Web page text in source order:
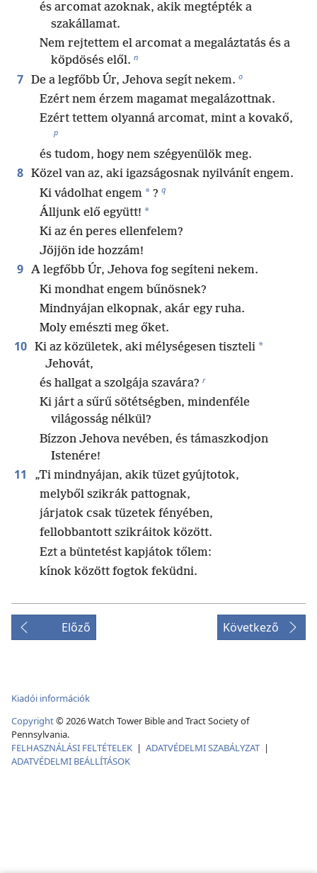
és arcomat azoknak, akik megtépték a
szakállamat.
Nem rejtettem el arcomat a megaláztatás és a
köpdösés elől. n
7 De a legfőbb Úr, Jehova segít nekem. o
Ezért nem érzem magamat megalázottnak.
Ezért tettem olyanná arcomat, mint a kovakő,
p
és tudom, hogy nem szégyenülök meg.
8 Közel van az, aki igazságosnak nyilvánít engem.
Ki vádolhat engem * ? q
Álljunk elő együtt! *
Ki az én peres ellenfelem?
Jöjjön ide hozzám!
9 A legfőbb Úr, Jehova fog segíteni nekem.
Ki mondhat engem bűnösnek?
Mindnyájan elkopnak, akár egy ruha.
Moly emészti meg őket.
10 Ki az közületek, aki mélységesen tiszteli *
Jehovát,
és hallgat a szolgája szavára? r
Ki járt a sűrű sötétségben, mindenféle
világosság nélkül?
Bízzon Jehova nevében, és támaszkodjon
Istenére!
11
„Ti mindnyájan, akik tüzet gyújtotok,
melyből szikrák pattognak,
járjatok csak tüzetek fényében,
fellobbantott szikráitok között.
Ezt a büntetést kapjátok tőlem:
kínok között fogtok feküdni.
Előző Következő
Kiadói információk
Copyright©2026Watch Tower Bible and Tract Society of
Pennsylvania.
FELHASZNÁLÁSI FELTÉTELEK | ADATVÉDELMI SZABÁLYZAT |
ADATVÉDELMI BEÁLLÍTÁSOK